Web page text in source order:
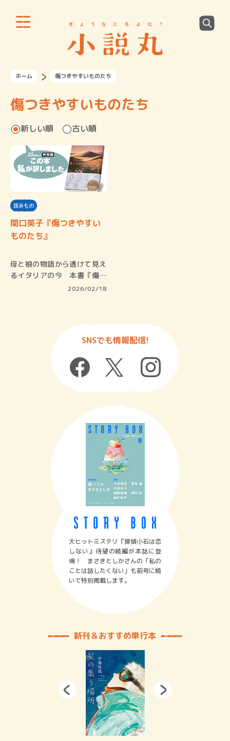
ホーム 傷つきやすいものたち
傷つきやすいものたち
新しい順 古い順
読みもの
関口英子『傷つきやすい
ものたち』
母と娘の物語から透けて見え
るイタリアの今 本書『傷つ
2026/02/18
SNSでも情報配信!
大ヒットミステリ『探偵小石は恋
しない』待望の続編が本誌に登
場！ まさきとしかさんの「私の
ことは話したくない」も前号に続
いて特別掲載します。
新刊＆おすすめ単行本